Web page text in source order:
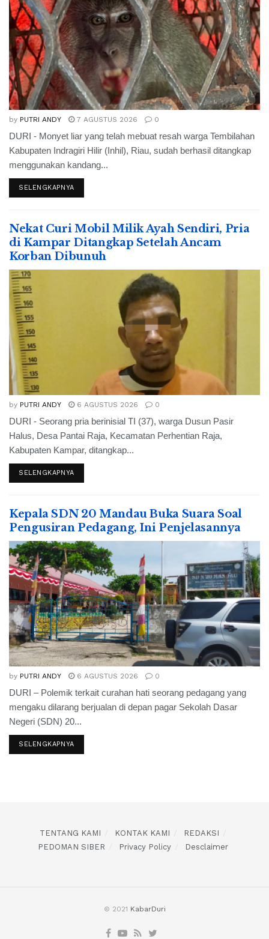
by PUTRI ANDY 7 AGUSTUS 2026 0
DURI - Monyet liar yang telah mebuat resah warga Tembilahan
Kabupaten Indragiri Hilir (Inhil), Riau, sudah berhasil ditangkap
menggunakan kandang...
SELENGKAPNYA
Nekat Curi Mobil Milik Ayah Sendiri, Pria
di Kampar Ditangkap Setelah Ancam
Korban Dibunuh
by PUTRI ANDY 6 AGUSTUS 2026 0
DURI - Seorang pria berinisial TI (37), warga Dusun Pasir
Halus, Desa Pantai Raja, Kecamatan Perhentian Raja,
Kabupaten Kampar, ditangkap...
SELENGKAPNYA
Kepala SDN 20 Mandau Buka Suara Soal
Pengusiran Pedagang, Ini Penjelasannya
by PUTRI ANDY 6 AGUSTUS 2026 0
DURI – Polemik terkait curahan hati seorang pedagang yang
mengaku dilarang berjualan di depan pagar Sekolah Dasar
Negeri (SDN) 20...
SELENGKAPNYA
TENTANG KAMI KONTAK KAMI
REDAKSI
PEDOMAN SIBER
Privacy Policy Desclaimer
© 2021 KabarDuri